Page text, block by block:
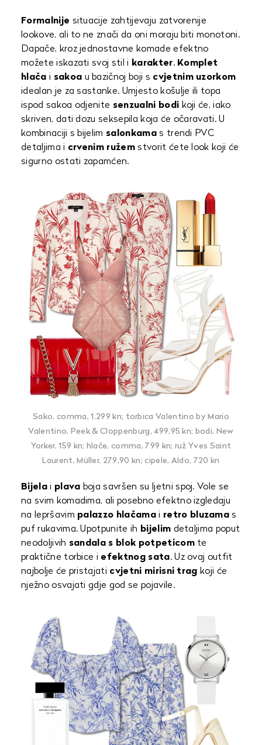
Formalnije situacije zahtijevaju zatvorenije
lookove, ali to ne znači da oni moraju biti monotoni.
Dapače, kroz jednostavne komade efektno
možete iskazati svoj stil i karakter. Komplet
hlača i sakoa u bazičnoj boji s cvjetnim uzorkom
idealan je za sastanke. Umjesto košulje ili topa
ispod sakoa odjenite senzualni bodi koji će, iako
skriven, dati dozu seksepila koja će očaravati. U
kombinaciji s bijelim salonkamas trendi PVC
detaljima i crvenim ružem stvorit ćete look koji će
sigurno ostati zapamćen.
Sako, comma, 1.299 kn; torbica Valentino by Mario
Valentino, Peek & Cloppenburg, 499,95 kn; bodi, New
Yorker, 159 kn; hlače, comma, 799 kn; ruž Yves Saint
Laurent, Müller, 279,90 kn; cipele, Aldo, 720 kn
Bijelai plava boja savršen su ljetni spoj. Vole se
na svim komadima, ali posebno efektno izgledaju
na lepršavim palazzo hlačamai retro bluzama s
puf rukavima. Upotpunite ih bijelim detaljima poput
neodoljivih sandala s blok potpeticomte
praktične torbice i efektnog sata. Uz ovaj outfit
najbolje će pristajati cvjetni mirisni trag koji će
nježno osvajati gdje god se pojavile.